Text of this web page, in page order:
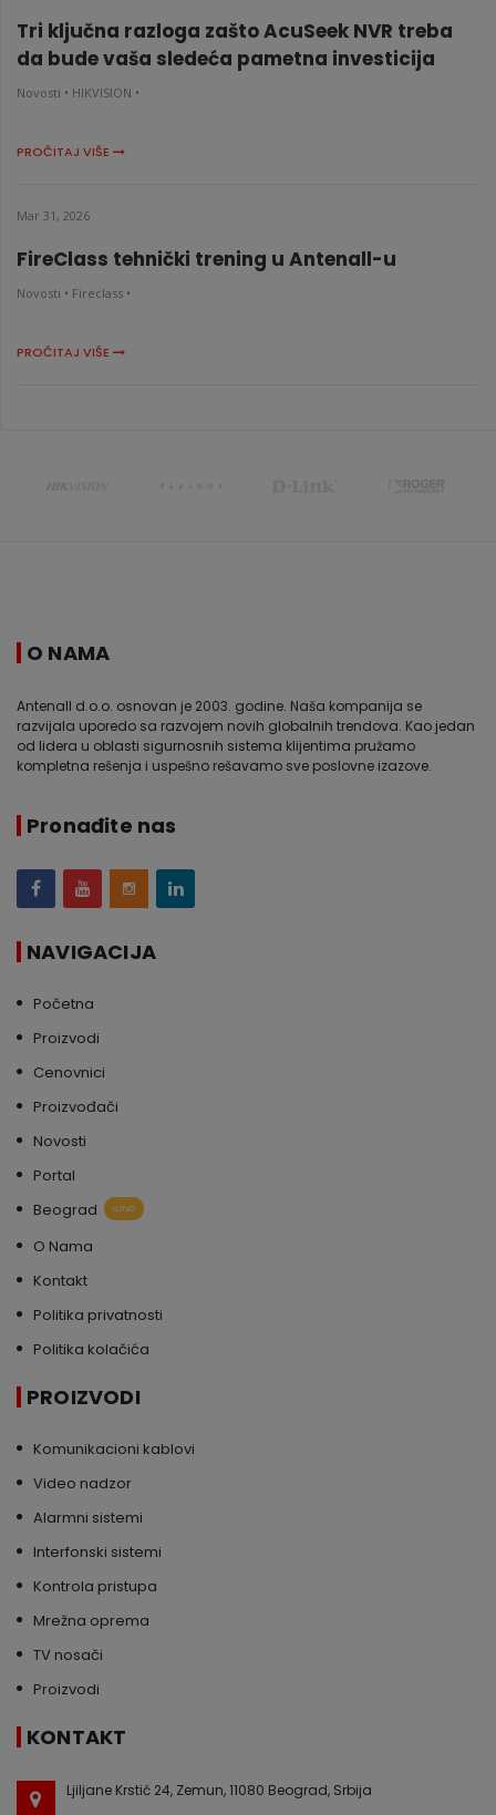
Tri ključna razloga zašto AcuSeek NVR treba
da bude vaša sledeća pametna investicija
Novosti • HIKVISION •
PROČITAJ VIŠE
Mar 31, 2026
FireClass tehnički trening u Antenall-u
Novosti • Fireclass •
PROČITAJ VIŠE
O NAMA
Antenall d.o.o. osnovan je 2003. godine. Naša kompanija se
razvijala uporedo sa razvojem novih globalnih trendova. Kao jedan
od lidera u oblasti sigurnosnih sistema klijentima pružamo
kompletna rešenja i uspešno rešavamo sve poslovne izazove.
Pronađite nas
NAVIGACIJA
Početna
Proizvodi
Cenovnici
Proizvođači
Novosti
Portal
Beograd
uživo
O Nama
Kontakt
Politika privatnosti
Politika kolačića
PROIZVODI
Komunikacioni kablovi
Video nadzor
Alarmni sistemi
Interfonski sistemi
Kontrola pristupa
Mrežna oprema
TV nosači
Proizvodi
KONTAKT
Ljiljane Krstić 24, Zemun, 11080 Beograd, Srbija